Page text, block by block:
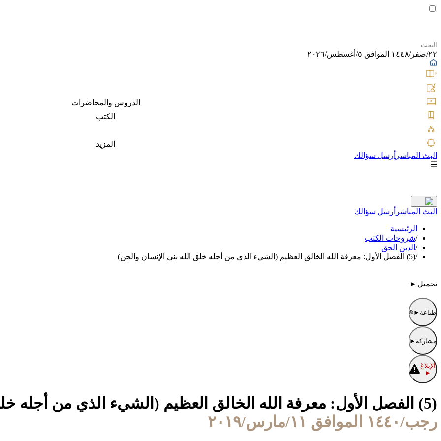
٢٢/صفر/١٤٤٨ الموافق ٥/أغسطس/٢٠٢٦
الدروس والمحاضرات
الكتب
المزيد
البث المباشر أرسل سؤالك
☰
البث المباشر أرسل سؤالك
الرئيسية
/شروحات الكتب
/ الدين الحق
/(5) الفصل الأول: معرفة الله الخالق العظيم (الشيء الذي من أجله خلق الله بني الإنسان والجن)
تحميل ►
طباعة ►
مشاركة ►
الإبلاغ
►
(5) الفصل الأول: معرفة الله الخالق العظيم (الشيء الذي من أجله خلق الله بني الإنسان والجن)
رجب/١٤٤٠ الموافق ١١/مارس/٢٠١٩